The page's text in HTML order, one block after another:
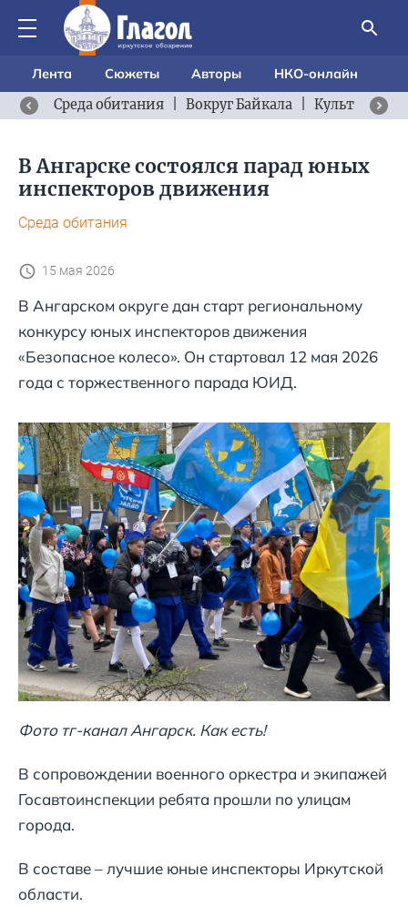
Лента Сюжеты Авторы
НКО-онлайн
Среда обитания
Вокруг Байкала Культурный
В Ангарске состоялся парад юных
инспекторов движения
Среда обитания
15 мая 2026
В Ангарском округе дан старт региональному
конкурсу юных инспекторов движения
«Безопасное колесо». Он стартовал 12 мая 2026
года с торжественного парада ЮИД.
Фото тг-канал Ангарск. Как есть!
В сопровождении военного оркестра и экипажей
Госавтоинспекции ребята прошли по улицам
города.
В составе – лучшие юные инспекторы Иркутской
области.